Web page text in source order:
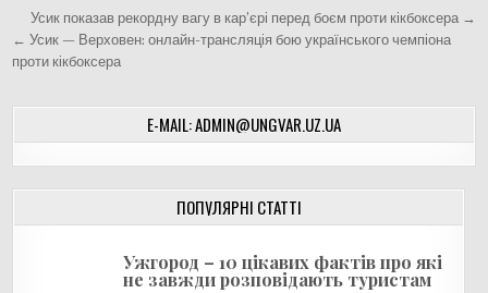
Н
а
в
і
г
а
і
Усик показав рекордну вагу в кар’єрі перед боєм проти кікбоксера →
← Усик — Верховен: онлайн-трансляція бою українського чемпіона
проти кікбоксера
E-MAIL: ADMIN@UNGVAR.UZ.UA
ПОПУЛЯРНІ СТАТТІ
Ужгород – 10 цікавих фактів про які
не завжди розповідають туристам